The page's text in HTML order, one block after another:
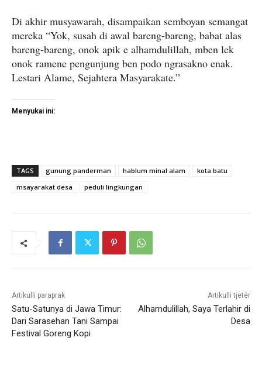
Di akhir musyawarah, disampaikan semboyan semangat
mereka “Yok, susah di awal bareng-bareng, babat alas
bareng-bareng, onok apik e alhamdulillah, mben lek
onok ramene pengunjung ben podo ngrasakno enak.
Lestari Alame, Sejahtera Masyarakate.”
Menyukai ini:
TAGS gunung panderman hablum minal alam
kota batu
msayarakat desa
peduli lingkungan
Artikulli paraprak
Satu-Satunya di Jawa Timur:
Dari Sarasehan Tani Sampai
Festival Goreng Kopi
Artikulli tjetër
Alhamdulillah, Saya Terlahir di
Desa